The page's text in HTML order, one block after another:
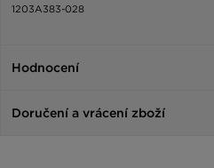
1203A383-028
Hodnocení
Doručení a vrácení zboží